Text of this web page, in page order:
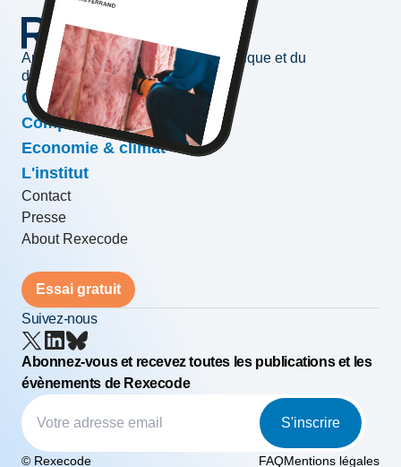
Au service de l'information économique et du
développement des entreprises
Conjoncture & prévisions
Compétitivité & croissance
Economie & climat
L'institut
Contact
Presse
About Rexecode
Essai gratuit
Suivez-nous
Abonnez-vous et recevez toutes les publications et les
évènements de Rexecode
S'inscrire
© Rexecode FAQMentions légales